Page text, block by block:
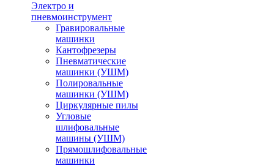
Электро и
пневмоинструмент
Гравировальные
машинки
Кантофрезеры
Пневматические
машинки (УШМ)
Полировальные
машинки (УШМ)
Циркулярные пилы
Угловые
шлифовальные
машины (УШМ)
Прямошлифовальные
машинки